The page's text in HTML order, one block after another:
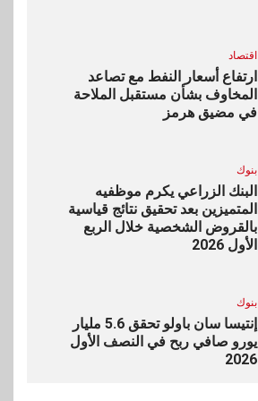
اقتصاد
ارتفاع أسعار النفط مع تصاعد
المخاوف بشأن مستقبل الملاحة
في مضيق هرمز
بنوك
البنك الزراعي يكرم موظفيه
المتميزين بعد تحقيق نتائج قياسية
بالقروض الشخصية خلال الربع
الأول 2026
بنوك
إنتيسا سان باولو تحقق 5.6 مليار
يورو صافي ربح في النصف الأول
2026